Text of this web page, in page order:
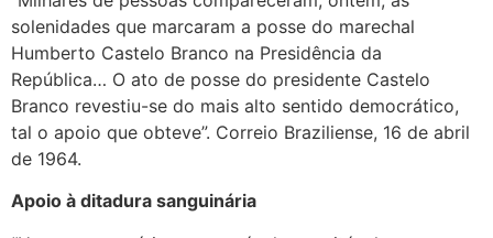
solenidades que marcaram a posse do marechal
Humberto Castelo Branco na Presidência da
República… O ato de posse do presidente Castelo
Branco revestiu-se do mais alto sentido democrático,
tal o apoio que obteve”. Correio Braziliense, 16 de abril
de 1964.
Apoio à ditadura sanguinária